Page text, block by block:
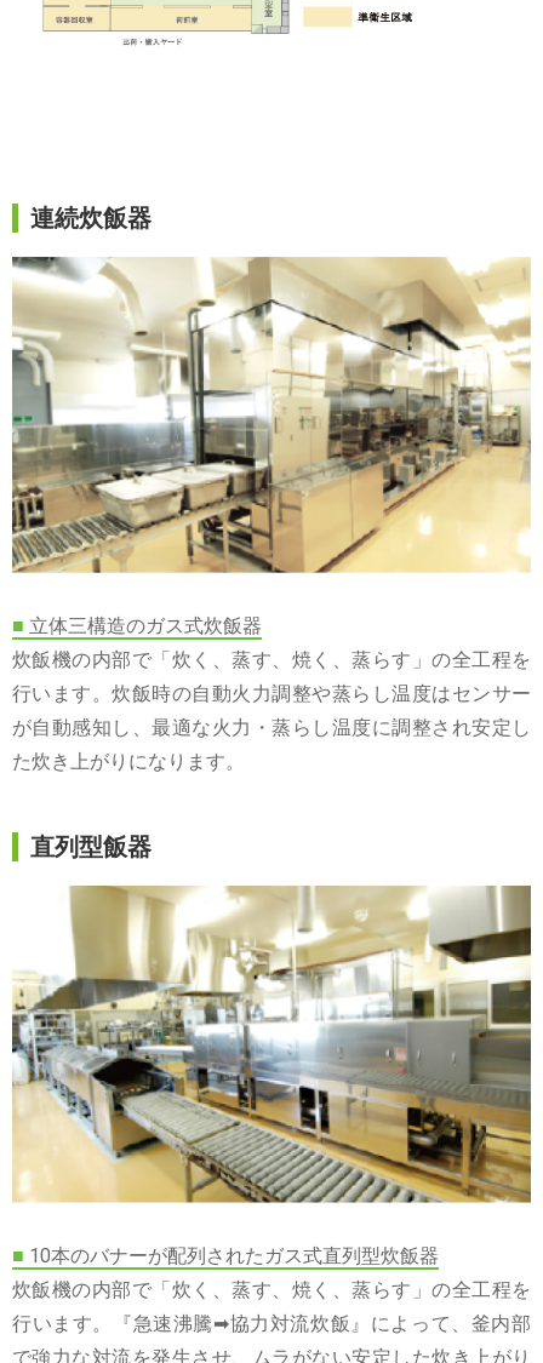
連続炊飯器
■ 立体三構造のガス式炊飯器
炊飯機の内部で「炊く、蒸す、焼く、蒸らす」の全工程を
行います。炊飯時の自動火力調整や蒸らし温度はセンサー
が自動感知し、最適な火力・蒸らし温度に調整され安定し
た炊き上がりになります。
直列型飯器
■ 10本のバナーが配列されたガス式直列型炊飯器
炊飯機の内部で「炊く、蒸す、焼く、蒸らす」の全工程を
行います。『急速沸騰➡協力対流炊飯』によって、釜内部
で強力な対流を発生させ、ムラがない安定した炊き上がり